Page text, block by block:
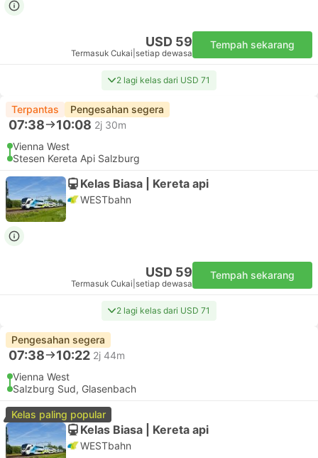
USD 59
Termasuk Cukai setiap dewasa
Tempah sekarang
2 lagi kelas dari USD 71
Terpantas Pengesahan segera
07:38 10:08 2j 30m
Vienna West
Stesen Kereta Api Salzburg
Kelas Biasa | Kereta api
WESTbahn
USD 59
Termasuk Cukai setiap dewasa
Tempah sekarang
2 lagi kelas dari USD 71
Pengesahan segera
07:38 10:22 2j 44m
Vienna West
Salzburg Sud, Glasenbach
Kelas paling popular
Kelas Biasa | Kereta api
WESTbahn